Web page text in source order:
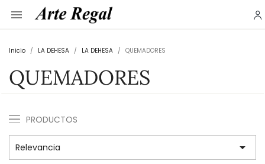

Inicio LA DEHESA LA DEHESA QUEMADORES
QUEMADORES
PRODUCTOS
Relevancia 